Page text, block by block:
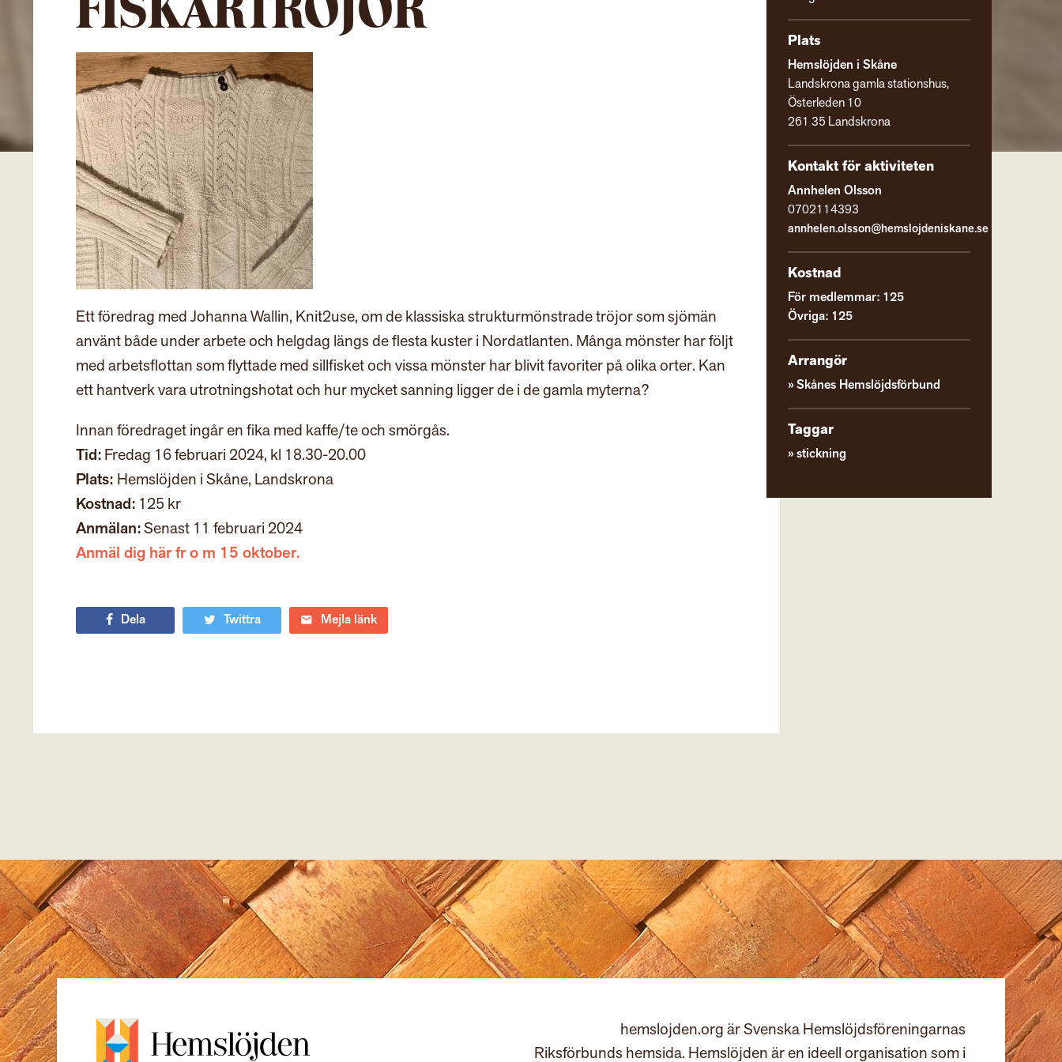
Ett föredrag med Johanna Wallin, Knit2use, om de klassiska strukturmönstrade tröjor som sjömän
använt både under arbete och helgdag längs de flesta kuster i Nordatlanten. Många mönster har följt
med arbetsflottan som flyttade med sillfisket och vissa mönster har blivit favoriter på olika orter. Kan
ett hantverk vara utrotningshotat och hur mycket sanning ligger de i de gamla myterna?
Innan föredraget ingår en fika med kaffe/te och smörgås.
Tid:Fredag 16 februari 2024, kl 18.30-20.00
Plats: Hemslöjden i Skåne, Landskrona
Kostnad: 125 kr
Anmälan:Senast 11 februari 2024
Anmäl dig här fr o m 15 oktober.
Dela Twittra Mejla länk
Plats
Hemslöjden i Skåne
Landskrona gamla stationshus,
Österleden 10
261 35 Landskrona
Kontakt för aktiviteten
Annhelen Olsson
0702114393
annhelen.olsson@hemslojdeniskane.se
Kostnad
För medlemmar: 125
Övriga: 125
Arrangör
Skånes Hemslöjdsförbund
Taggar
stickning
hemslojden.org är Svenska Hemslöjdsföreningarnas
Riksförbunds hemsida. Hemslöjden är en ideell organisation som i